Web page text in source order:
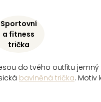
do tvého outfitu
bavlněná trička. Motiv
Sportovní
a fitness
trička